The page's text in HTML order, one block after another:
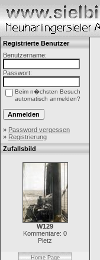
Registrierte Benutzer
Benutzername:
Passwort:
Beim n�chsten Besuch
automatisch anmelden?
» Password vergessen
» Registrierung
Zufallsbild
W129
Kommentare: 0
Pietz
Home Page